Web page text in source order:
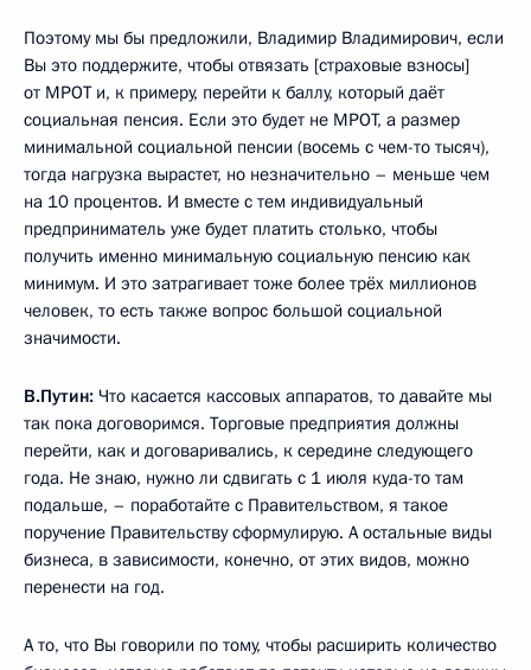
Поэтому мы бы предложили, Владимир Владимирович, если
Вы это поддержите, чтобы отвязать [страховые взносы]
от МРОТ и, к примеру, перейти к баллу, который даёт
социальная пенсия. Если это будет не МРОТ, а размер
минимальной социальной пенсии (восемь с чем-то тысяч),
тогда нагрузка вырастет, но незначительно – меньше чем
на 10 процентов. И вместе с тем индивидуальный
предприниматель уже будет платить столько, чтобы
получить именно минимальную социальную пенсию как
минимум. И это затрагивает тоже более трёх миллионов
человек, то есть также вопрос большой социальной
значимости.
В.Путин: Что касается кассовых аппаратов, то давайте мы
так пока договоримся. Торговые предприятия должны
перейти, как и договаривались, к середине следующего
года. Не знаю, нужно ли сдвигать с 1 июля куда-то там
подальше, – поработайте с Правительством, я такое
поручение Правительству сформулирую. А остальные виды
бизнеса, в зависимости, конечно, от этих видов, можно
перенести на год.
А то, что Вы говорили по тому, чтобы расширить количество